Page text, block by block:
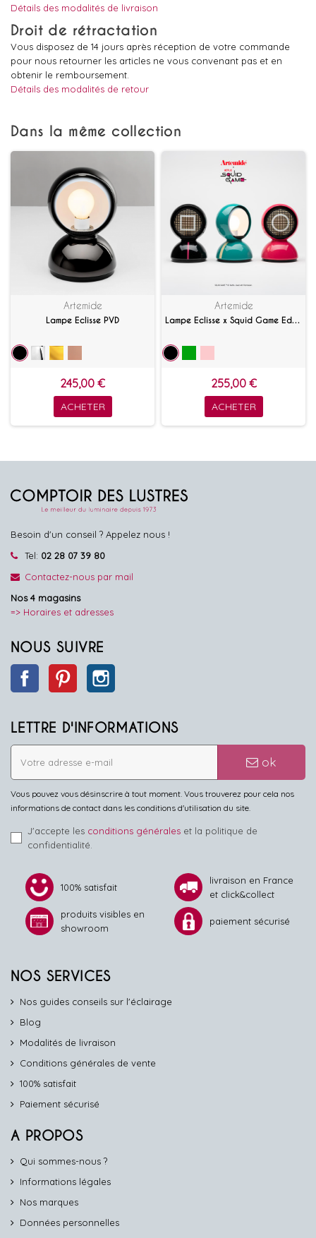
Détails des modalités de livraison
Droit de rétractation
Vous disposez de 14 jours après réception de votre commande
pour nous retourner les articles ne vous convenant pas et en
obtenir le remboursement.
Détails des modalités de retour
Dans la même collection
Artemide
Lampe Eclisse PVD
245,00 €
ACHETER
Artemide
Lampe Eclisse x Squid Game Edition Spéciale
255,00 €
ACHETER
Besoin d'un conseil ? Appelez nous !
Tel: 02 28 07 39 80
Contactez-nous par mail
Nos 4 magasins
=> Horaires et adresses
NOUS SUIVRE
Facebook Pinterest
LETTRE D'INFORMATIONS
ok
Vous pouvez vous désinscrire à tout moment. Vous trouverez pour cela nos
informations de contact dans les conditions d'utilisation du site.
J'accepte les conditions générales et la politique de
confidentialité.
100% satisfait
livraison en France
et click&collect
produits visibles en
showroom
paiement sécurisé
NOS SERVICES
Nos guides conseils sur l'éclairage
Blog
Modalités de livraison
Conditions générales de vente
100% satisfait
Paiement sécurisé
A PROPOS
Qui sommes-nous ?
Informations légales
Nos marques
Données personnelles